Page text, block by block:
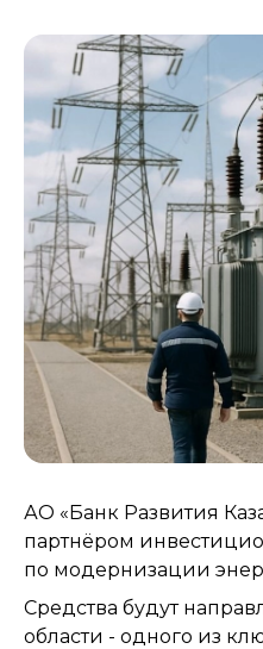
АО «Банк Развития
партнёром
по модернизации
Средства будут
области - одного из